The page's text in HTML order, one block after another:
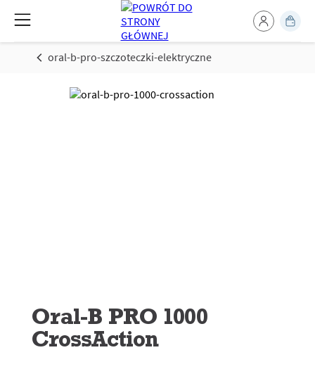
oral-b-pro-szczoteczki-elektryczne
Oral-B PRO 1000
CrossAction